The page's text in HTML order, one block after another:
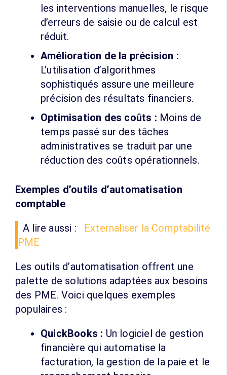
les interventions manuelles, le risque
d’erreurs de saisie ou de calcul est
réduit.
Amélioration de la précision :
L’utilisation d’algorithmes
sophistiqués assure une meilleure
précision des résultats financiers.
Optimisation des coûts : Moins de
temps passé sur des tâches
administratives se traduit par une
réduction des coûts opérationnels.
Exemples d’outils d’automatisation
comptable
A lire aussi :
Externaliser la Comptabilité
PME
Les outils d’automatisation offrent une
palette de solutions adaptées aux besoins
des PME. Voici quelques exemples
populaires :
QuickBooks : Un logiciel de gestion
financière qui automatise la
facturation, la gestion de la paie et le